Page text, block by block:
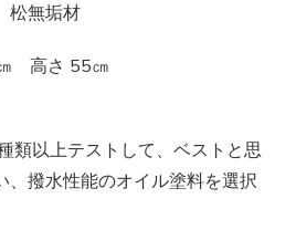
無垢材
高さ 55㎝
類以上テストして、ベストと思
、撥水性能のオイル塗料を選択